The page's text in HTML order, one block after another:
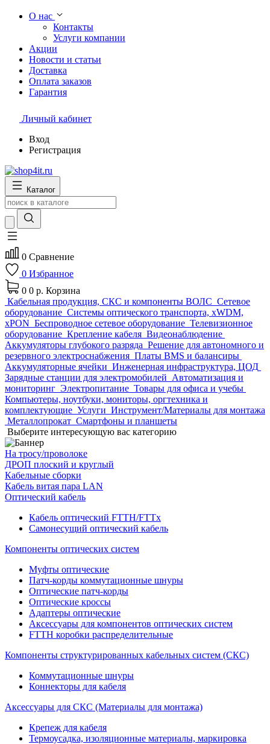
О нас
Контакты
Услуги компании
Акции
Новости и статьи
Доставка
Оплата заказов
Гарантия
Личный кабинет
Вход
Регистрация
Каталог
0 Сравнение
0 Избранное
0 0 р. Корзина
Кабельная продукция, СКС и компоненты ВОЛС Сетевое
оборудование Системы оптического транспорта, xWDM,
xPON Беспроводное сетевое оборудование Телевизионное
оборудование Крепление кабеля Видеонаблюдение
Аккумуляторы глубокого разряда Решение для автономного и
резервного электроснабжения Платы BMS и балансиры
Аккумуляторные ячейки Инженерная инфраструктура, ЦОД
Зарядные станции для электромобилей Автоматизация и
мониторинг Электропитание Товары для офиса и учебы
Компьютеры, ноутбуки, мониторы, оргтехника и
комплектующие Услуги Инструмент/Материалы для монтажа
Металлопрокат Смартфоны и планшеты
Выберите интересующую вас категорию
На тросу/проволоке
ДРОП плоский и круглый
Кабельные сборки
Кабель витая пара LAN
Оптический кабель
Кабель оптический FTTH/FTTx
Самонесущий оптический кабель
Компоненты оптических систем
Муфты оптические
Патч-корды коммутационные шнуры
Оптические патч-корды
Оптические кроссы
Адаптеры оптические
Аксессуары для компонентов оптических систем
FTTH коробки распределительные
Компоненты структурированных кабельных систем (СКС)
Коммутационные шнуры
Коннекторы для кабеля
Аксессуары для СКС (Материалы для монтажа)
Крепеж для кабеля
Термоусадка, изоляционные материалы, маркировка